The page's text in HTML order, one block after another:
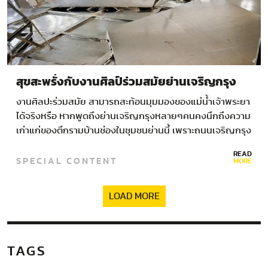
สุขสะพรั่งกับงานศิลป์ร่วมสมัยย่านเจริญกรุง
งานศิลปะร่วมสมัย สามารถสะท้อนมุมมองของแม่น้ำเจ้าพระยา
ได้จริงหรือ หากพูดถึงย่านเจริญกรุงหลายๆคนคงนึกถึงความ
เก่าแก่ของตึกรามบ้านช่องในชุมชนย่านนี้ เพราะถนนเจริญกรุง
SPECIAL CONTENT READ
MORE
LOAD MORE
TAGS